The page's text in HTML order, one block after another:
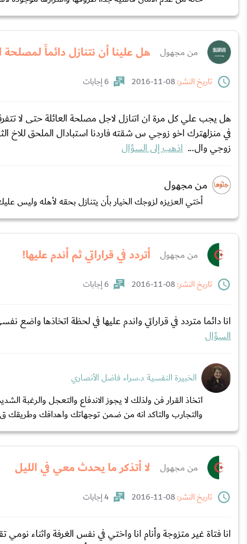
من مجهول هل علينا أن نتنازل دائماً لمصلحة
تاريخ النشر:
6 إجابات
هل يجب علي كل مرة ان اتنازل لاجل مصلحة العائلة حتى لا
في منزلهترك اخو زوجي س شقته فاردنا استبادال الملحق للاخ
زوجي وال... اذهب إلى السؤال
من مجهول
أختي العزيزه لزوجك الخيار بأن يتنازل بحقه لأهله وليس
من مجهول أتردد في قراراتي ثم أندم عليها!
تاريخ النشر:
6 إجابات
انا دائما متردد في قراراتي واندم عليها في لحظة اتخاذها
السؤال
الخبيرة النفسية د.سراء فاضل الأنصاري
اتخاذ القرار فن ولذلك لا يجوز الاندفاع والتعجل والرغبة
والتجارب والتاكد انه من ضمن توجهاتك واهدافك وطريقك
من مجهول لا أتذكر ما يحدث معي في الليل
تاريخ النشر:
4 إجابات
انا فتاة غير متزوجة وأنام انا واختي في نفس الغرفة واثناء